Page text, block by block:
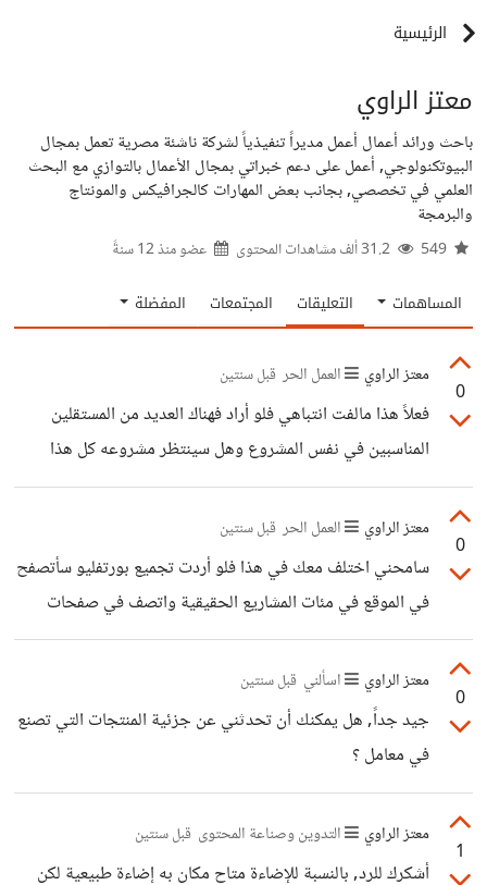
الرئيسية
معتز الراوي
باحث ورائد أعمال أعمل مديراً تنفيذياً لشركة ناشئة مصرية تعمل بمجال
البيوتكنولوجي, أعمل على دعم خبراتي بمجال الأعمال بالتوازي مع البحث
العلمي في تخصصي, بجانب بعض المهارات كالجرافيكس والمونتاج
والبرمجة
عضو منذ12 سنةً
المساهمات التعليقات المجتمعات المفضلة
0
معتز الراوي العمل الحر قبل سنتين
فعلاً هذا مالفت انتباهي فلو أراد فهناك العديد من المستقلين
المناسبين في نفس المشروع وهل سينتظر مشروعه كل هذا
ليعيد كتابته مرة أخرى! .... لكن هل تعتقد ربما يكون متعمد من
قبل البعض لأسباب ما
0
معتز الراوي العمل الحر قبل سنتين
سامحني اختلف معك في هذا فلو أردت تجميع بورتفليو سأتصفح
في الموقع في مئات المشاريع الحقيقية واتصف في صفحات
المستقلين كما يحلو لي
0
معتز الراوي اسألني قبل سنتين
جيد جداً, هل يمكنك أن تحدثني عن جزئية المنتجات التي تصنع
في معامل ؟
1
معتز الراوي التدوين وصناعة المحتوى قبل سنتين
أشكرك للرد, بالنسبة للإضاءة متاح مكان به إضاءة طبيعية لكن